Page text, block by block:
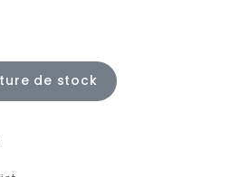
de stock